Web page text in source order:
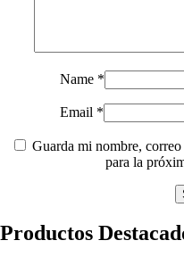
Name *
Email *
Guarda mi nombre,
para la
Productos